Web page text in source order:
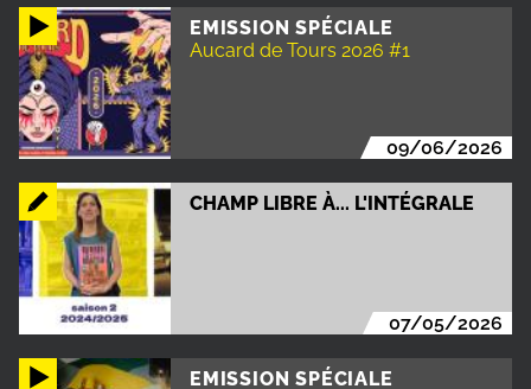
EMISSION SPÉCIALE
Aucard de Tours 2026 #1
09/06/2026
CHAMP LIBRE À... L'INTÉGRALE
07/05/2026
EMISSION SPÉCIALE